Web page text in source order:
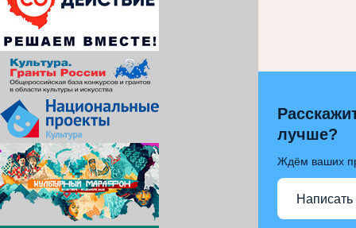
лучше?
Ждём ваших
Написать